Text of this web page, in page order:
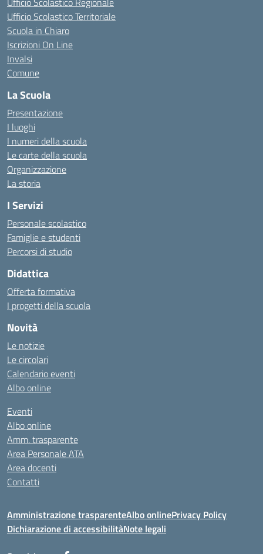
Ufficio Scolastico Territoriale
Scuola in Chiaro
Iscrizioni On Line
Invalsi
Comune
La Scuola
Presentazione
I luoghi
I numeri della scuola
Le carte della scuola
Organizzazione
La storia
I Servizi
Personale scolastico
Famiglie e studenti
Percorsi di studio
Didattica
Offerta formativa
I progetti della scuola
Novità
Le notizie
Le circolari
Calendario eventi
Albo online
Eventi
Albo online
Amm. trasparente
Area Personale ATA
Area docenti
Contatti
Amministrazione trasparenteAlbo onlinePrivacy Policy
Dichiarazione di accessibilitàNote legali